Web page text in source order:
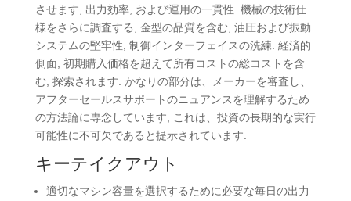
させます, 出力効率, および運用の一貫性. 機械の技術仕
様をさらに調査する, 金型の品質を含む, 油圧および振動
システムの堅牢性, 制御インターフェイスの洗練. 経済的
側面, 初期購入価格を超えて所有コストの総コストを含
む, 探索されます. かなりの部分は、メーカーを審査し、
アフターセールスサポートのニュアンスを理解するため
の方法論に専念しています, これは、投資の長期的な実行
可能性に不可欠であると提示されています.
キーテイクアウト
適切なマシン容量を選択するために必要な毎日の出力